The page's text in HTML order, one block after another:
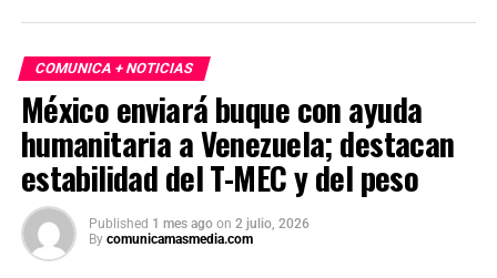
COMUNICA + NOTICIAS
México enviará buque con ayuda
humanitaria a Venezuela; destacan
estabilidad del T-MEC y del peso
Published 1 mes ago on 2 julio, 2026
By comunicamasmedia.com